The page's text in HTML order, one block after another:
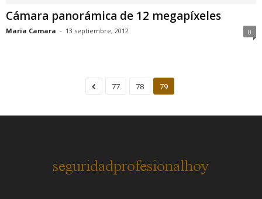
Cámara panorámica de 12 megapíxeles
Maria Camara - 13 septiembre, 2012 0
77 78 79